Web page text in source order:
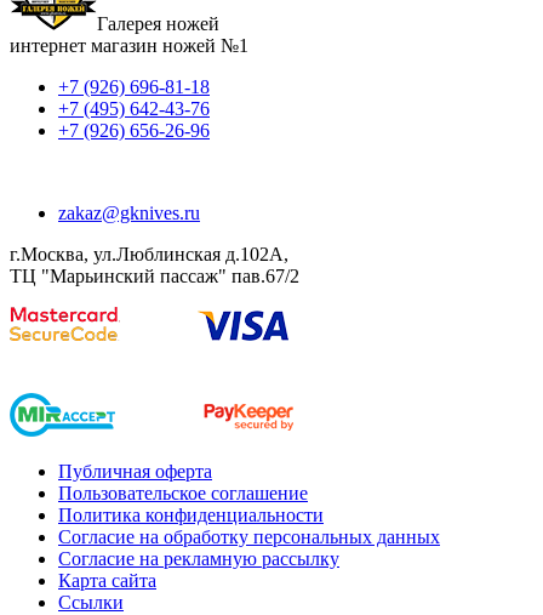
Галерея ножей
интернет магазин ножей №1
+7 (926) 696-81-18
+7 (495) 642-43-76
+7 (926) 656-26-96
zakaz@gknives.ru
г.Москва, ул.Люблинская д.102А,
ТЦ "Марьинский пассаж" пав.67/2
Публичная оферта
Пользовательское соглашение
Политика конфиденциальности
Согласие на обработку персональных данных
Согласие на рекламную рассылку
Карта сайта
Ссылки